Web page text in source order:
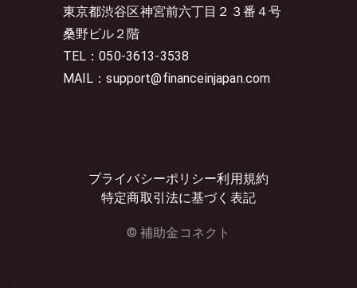
東京都渋谷区神宮前六丁目２３番４号
桑野ビル２階
TEL：050-3613-3538
MAIL：support@financeinjapan.com
プライバシーポリシー利用規約
特定商取引法に基づく表記
© 補助金コネクト